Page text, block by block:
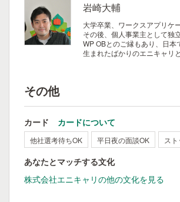
岩崎大輔
大学卒業、ワークスアプリケ
その後、個人事業主として独
WP OBとのご縁もあり、日本
生まれたばかりのエニキャリ
その他
カード カードについて
他社選考待ちOK 平日夜の面談OK ス
あなたとマッチする文化
株式会社エニキャリの他の文化を見る